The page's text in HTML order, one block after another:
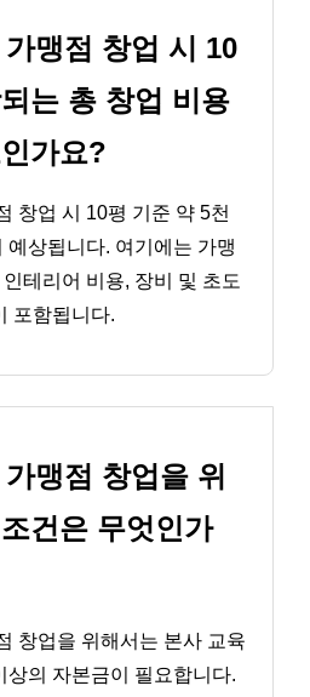
맹점 창업 시 10
는 총 창업 비용
가요?
창업 시 10평 기준 약 5천
예상됩니다. 여기에는 가맹
테리어 비용, 장비 및 초도
포함됩니다.
맹점 창업을 위
건은 무엇인가
창업을 위해서는 본사 교육
상의 자본금이 필요합니다.